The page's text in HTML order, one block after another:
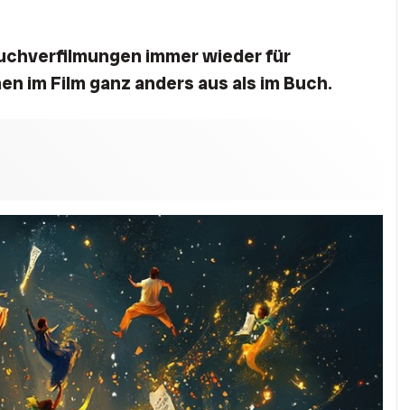
immer wieder für
im Film ganz anders aus als im Buch.